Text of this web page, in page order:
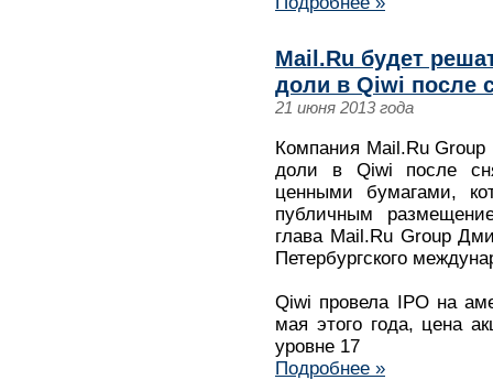
Mail.Ru будет
доли в Qiwi после
21 июня 2013 года
Компания Mail.Ru
доли в Qiwi после
ценными бумагами,
публичным
глава Mail.Ru Group
Петербургского
Qiwi провела IPO на
мая этого года, цена
уровне 17
Подробнее »